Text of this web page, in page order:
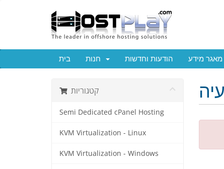
בית הודעות וחדשות מאגר מידע
קטגוריות
Semi Dedicated cPanel Hosting
KVM Virtualization - Linux
KVM Virtualization - Windows